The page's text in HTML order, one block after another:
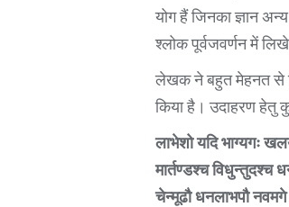
योग हैं जिनका ज्ञान
श्लोक पूर्वजवर्णन में
लेखक ने बहुत मेहनत से
किया है। उदाहरण हेतु
लाभेशो यदि भाग्यगः
मार्तण्डश्च विधुन्तुदश्च
चेन्मूढौ धनलाभपौ नवमगे